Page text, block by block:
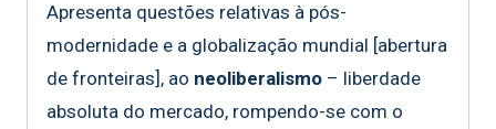
Apresenta questões relativas à pós-
modernidade e a globalização mundial [abertura
de fronteiras], ao neoliberalismo – liberdade
absoluta do mercado, rompendo-se com o